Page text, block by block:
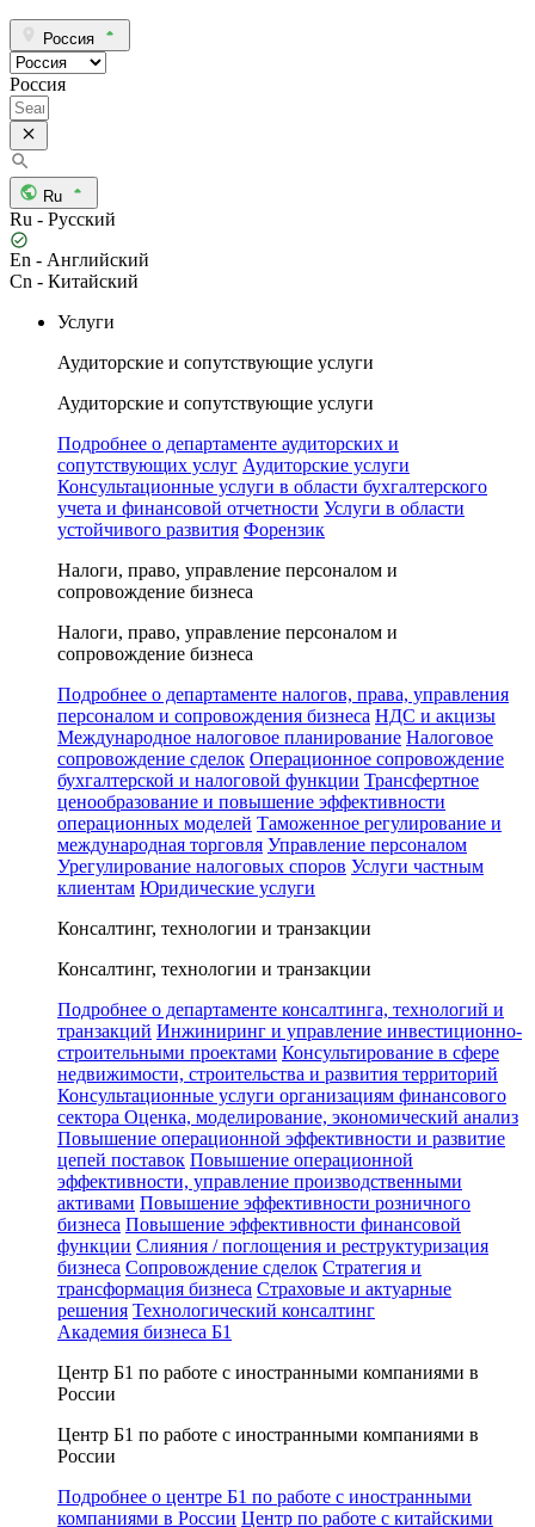
Россия
Россия
Ru
Ru - Русский
En - Английский
Cn - Китайский
Услуги
Аудиторские и сопутствующие услуги
Аудиторские и сопутствующие услуги
Подробнее о департаменте аудиторских и
сопутствующих услуг Аудиторские услуги
Консультационные услуги в области бухгалтерского
учета и финансовой отчетности Услуги в области
устойчивого развития Форензик
Налоги, право, управление персоналом и
сопровождение бизнеса
Налоги, право, управление персоналом и
сопровождение бизнеса
Подробнее о департаменте налогов, права, управления
персоналом и сопровождения бизнеса НДС и акцизы
Международное налоговое планирование Налоговое
сопровождение сделок Операционное сопровождение
бухгалтерской и налоговой функции Трансфертное
ценообразование и повышение эффективности
операционных моделей Таможенное регулирование и
международная торговля Управление персоналом
Урегулирование налоговых споров Услуги частным
клиентам Юридические услуги
Консалтинг, технологии и транзакции
Консалтинг, технологии и транзакции
Подробнее о департаменте консалтинга, технологий и
транзакций Инжиниринг и управление инвестиционно-
строительными проектами Консультирование в сфере
недвижимости, строительства и развития территорий
Консультационные услуги организациям финансового
сектора Оценка, моделирование, экономический анализ
Повышение операционной эффективности и развитие
цепей поставок Повышение операционной
эффективности, управление производственными
активами Повышение эффективности розничного
бизнеса Повышение эффективности финансовой
функции Слияния / поглощения и реструктуризация
бизнеса Сопровождение сделок Стратегия и
трансформация бизнеса Страховые и актуарные
решения Технологический консалтинг
Академия бизнеса Б1
Центр Б1 по работе с иностранными компаниями в
России
Центр Б1 по работе с иностранными компаниями в
России
Подробнее о центре Б1 по работе с иностранными
компаниями в России Центр по работе с китайскими